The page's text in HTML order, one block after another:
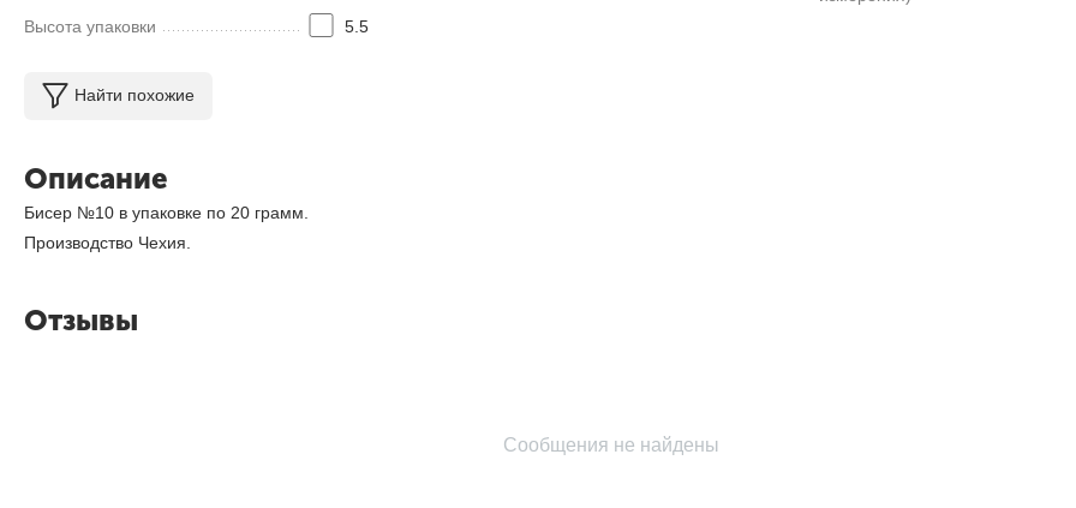
Высота упаковки 5.5
Найти похожие
Описание
Бисер №10 в упаковке по 20 грамм.
Производство Чехия.
Отзывы
Сообщения не найдены